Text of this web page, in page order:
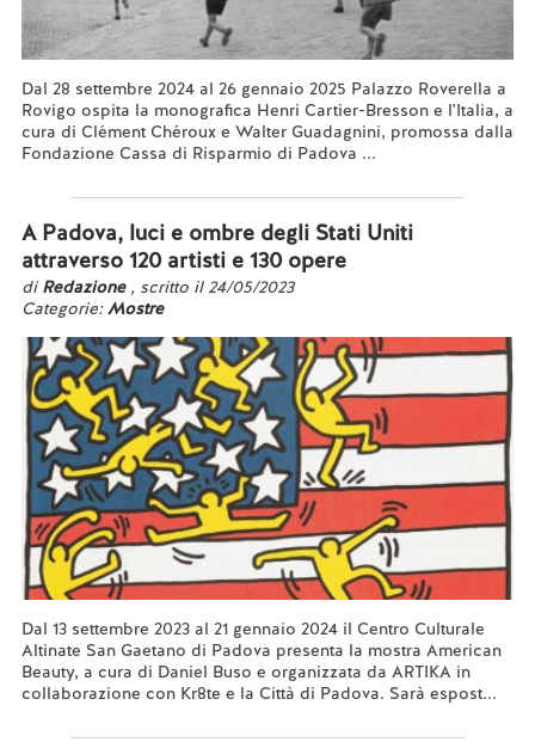
Dal 28 settembre 2024 al 26 gennaio 2025 Palazzo Roverella a
Rovigo ospita la monografica Henri Cartier-Bresson e l'Italia, a
cura di Clément Chéroux e Walter Guadagnini, promossa dalla
Fondazione Cassa di Risparmio di Padova ...
A Padova, luci e ombre degli Stati Uniti
attraverso 120 artisti e 130 opere
di Redazione , scritto il 24/05/2023
Categorie:Mostre
Dal 13 settembre 2023 al 21 gennaio 2024 il Centro Culturale
Altinate San Gaetano di Padova presenta la mostra American
Beauty, a cura di Daniel Buso e organizzata da ARTIKA in
collaborazione con Kr8te e la Città di Padova. Sarà espost...